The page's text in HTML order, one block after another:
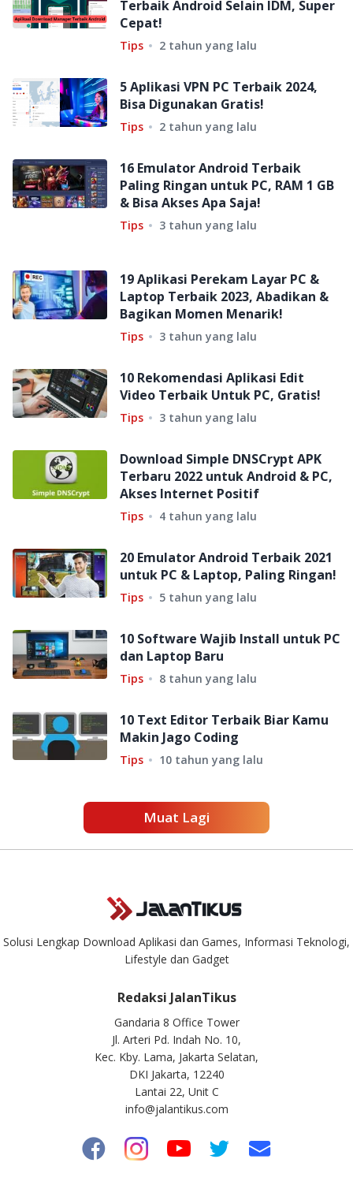
Terbaik Android Selain IDM, Super
Cepat!
Tips 2 tahun yang lalu
5 Aplikasi VPN PC Terbaik 2024,
Bisa Digunakan Gratis!
Tips 2 tahun yang lalu
16 Emulator Android Terbaik
Paling Ringan untuk PC, RAM 1 GB
& Bisa Akses Apa Saja!
Tips 3 tahun yang lalu
19 Aplikasi Perekam Layar PC &
Laptop Terbaik 2023, Abadikan &
Bagikan Momen Menarik!
Tips 3 tahun yang lalu
10 Rekomendasi Aplikasi Edit
Video Terbaik Untuk PC, Gratis!
Tips 3 tahun yang lalu
Download Simple DNSCrypt APK
Terbaru 2022 untuk Android & PC,
Akses Internet Positif
Tips 4 tahun yang lalu
20 Emulator Android Terbaik 2021
untuk PC & Laptop, Paling Ringan!
Tips 5 tahun yang lalu
10 Software Wajib Install untuk PC
dan Laptop Baru
Tips 8 tahun yang lalu
10 Text Editor Terbaik Biar Kamu
Makin Jago Coding
Tips 10 tahun yang lalu
Muat Lagi
Solusi Lengkap Download Aplikasi dan Games, Informasi Teknologi,
Lifestyle dan Gadget
Redaksi JalanTikus
Gandaria 8 Office Tower
Jl. Arteri Pd. Indah No. 10,
Kec. Kby. Lama, Jakarta Selatan,
DKI Jakarta, 12240
Lantai 22, Unit C
info@jalantikus.com